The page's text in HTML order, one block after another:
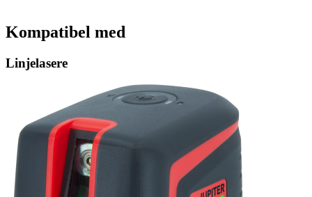
Kompatibel med
Linjelasere